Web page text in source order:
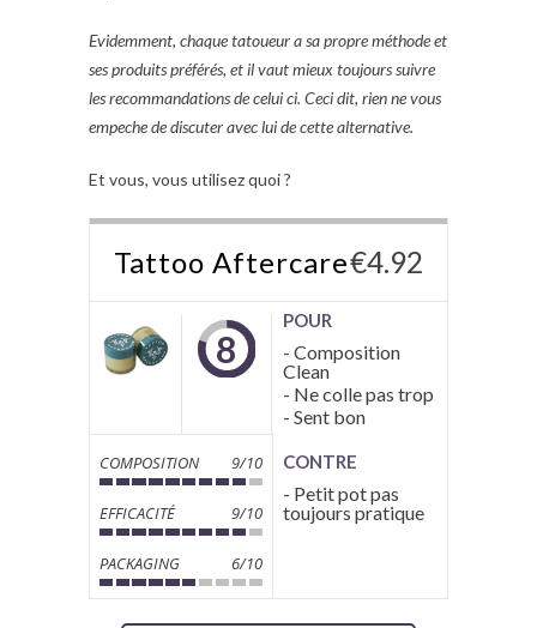
Evidemment, chaque tatoueur a sa propre méthode et
ses produits préférés, et il vaut mieux toujours suivre
les recommandations de celui ci. Ceci dit, rien ne vous
empeche de discuter avec lui de cette alternative.
Et vous, vous utilisez quoi ?
Tattoo Aftercare€4.92
8
COMPOSITION 9/10
EFFICACITÉ 9/10
PACKAGING 6/10
POUR
- Composition
Clean
- Ne colle pas trop
- Sent bon
CONTRE
- Petit pot pas
toujours pratique